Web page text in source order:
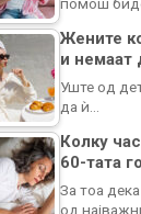
Жените
и немаат
Уште од
да ѝ…
Колку
60-тата
За тоа
од